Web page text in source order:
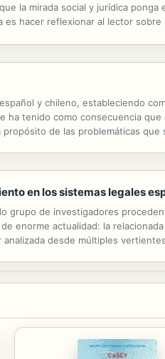
la mirada social y jurídica
hacer reflexionar al lector
y chileno, estableciendo
tenido como consecuencia
de las problemáticas
en los sistemas legales
grupo de investigadores
enorme actualidad: la
desde múltiples